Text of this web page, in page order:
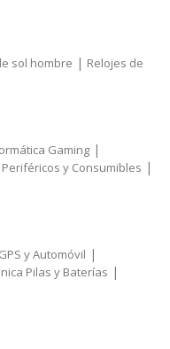
sol hombre | Relojes de
Gaming |
y Consumibles |
y Automóvil |
Pilas y Baterías |